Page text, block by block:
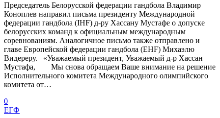
Председатель Белорусской федерации гандбола Владимир
Коноплев направил письма президенту Международной
федерации гандбола (IHF) д-ру Хассану Мустафе о допуске
белорусских команд к официальным международным
соревнованиям. Аналогичное письмо также отправлено и
главе Европейской федерации гандбола (EHF) Михаэлю
Видереру. «Уважаемый президент, Уважаемый д-р Хассан
Мустафа, Мы снова обращаем Ваше внимание на решение
Исполнительного комитета Международного олимпийского
комитета от…
0
ЕГФ